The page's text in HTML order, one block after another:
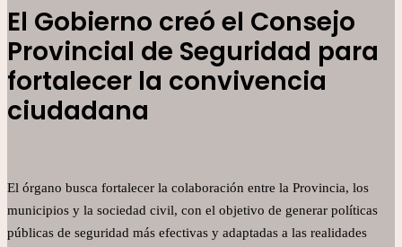
El Gobierno creó el Consejo
Provincial de Seguridad para
fortalecer la convivencia
ciudadana
El órgano busca fortalecer la colaboración entre la Provincia, los
municipios y la sociedad civil, con el objetivo de generar políticas
públicas de seguridad más efectivas y adaptadas a las realidades